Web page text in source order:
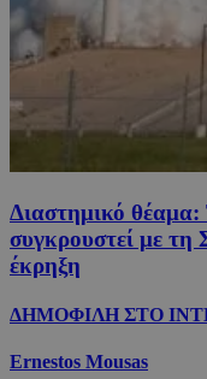
Διαστημικό
συγκρουστεί με τη
έκρηξη
ΔΗΜΟΦΙΛΗ ΣΤΟ
Ernestos Mousas